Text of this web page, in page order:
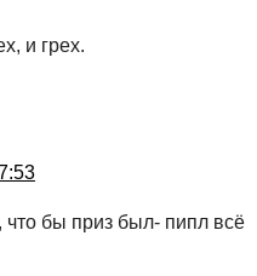
и грех.
что бы приз был- пипл всё